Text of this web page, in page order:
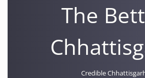
The
Credible